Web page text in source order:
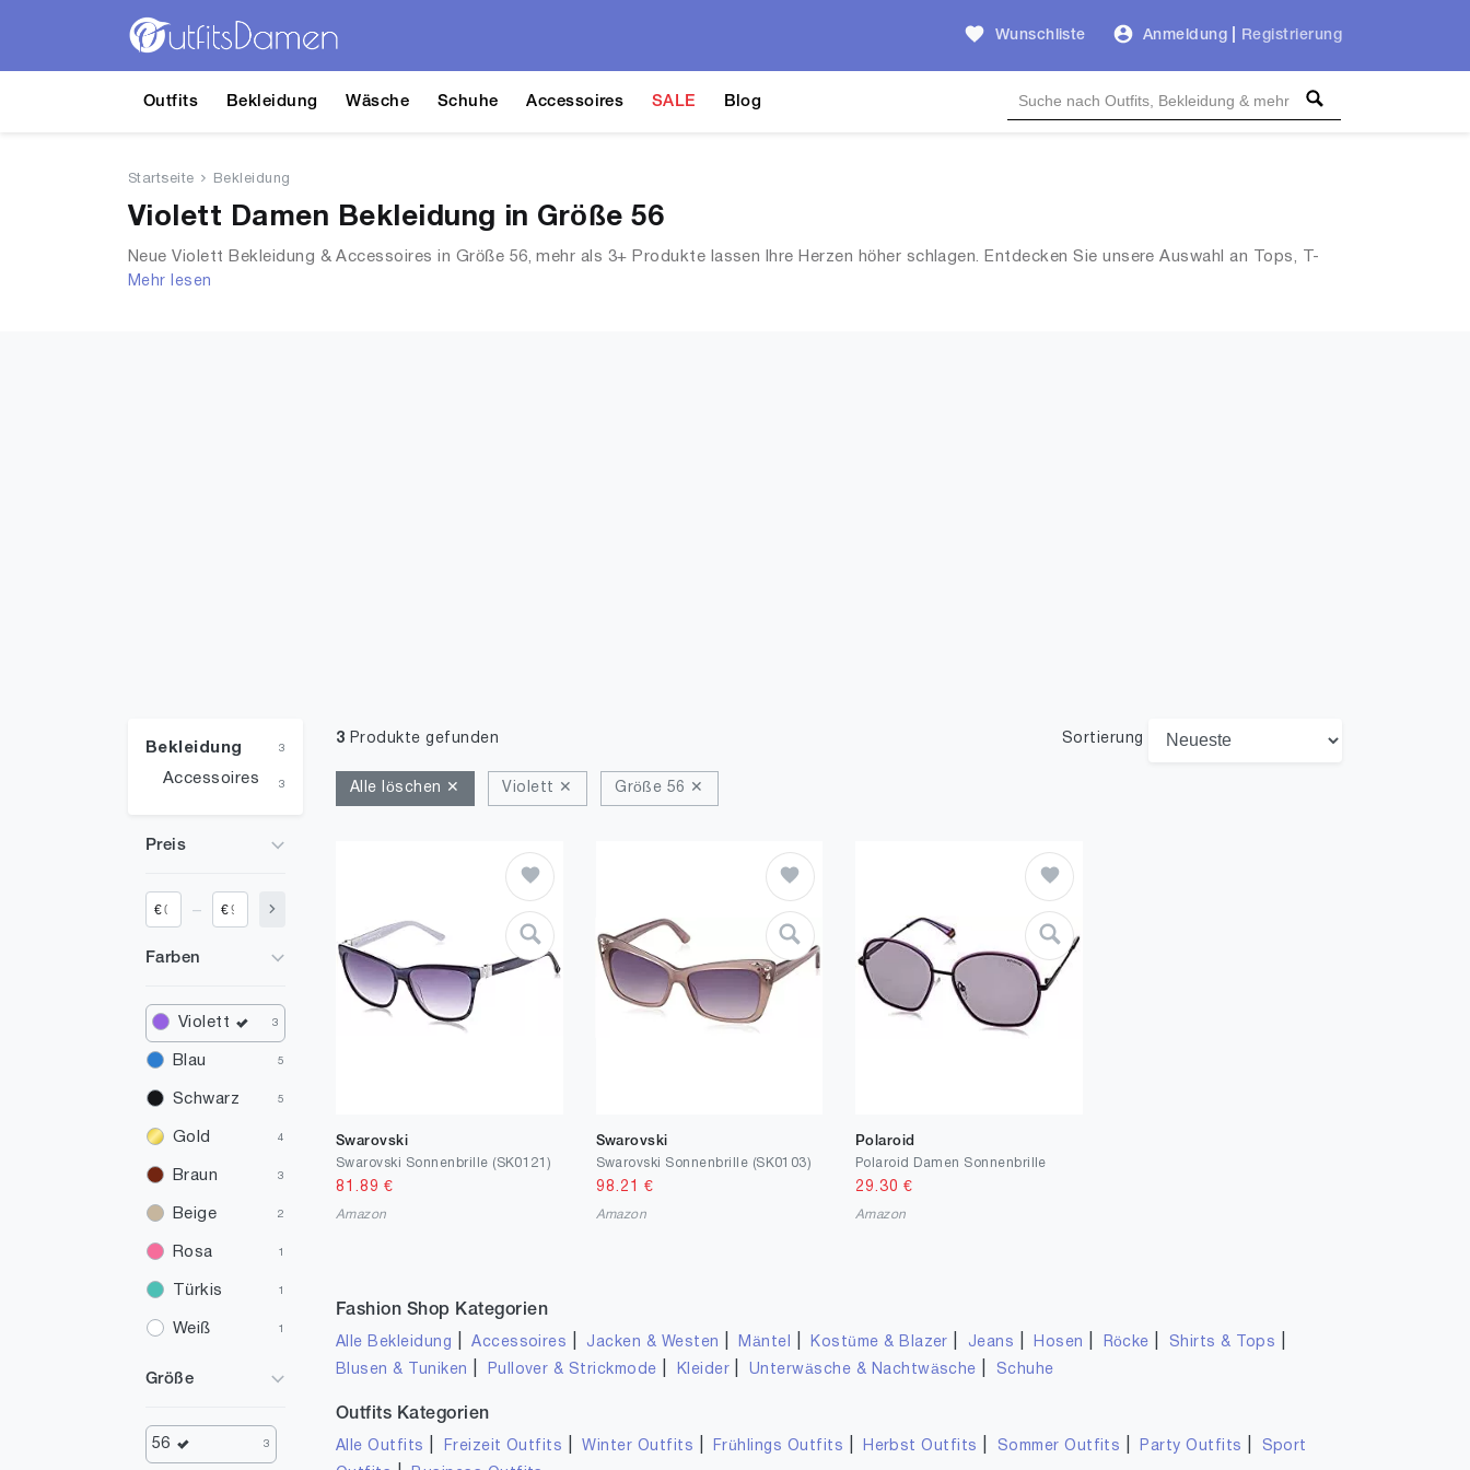
Wunschliste Anmeldung Registrierung
Outfits Bekleidung Wäsche Schuhe Accessoires SALE Blog
Startseite Bekleidung
Violett Damen Bekleidung in Größe 56
Neue Violett Bekleidung & Accessoires in Größe 56, mehr als 3+ Produkte lassen Ihre Herzen höher schlagen. Entdecken Sie unsere Auswahl an Tops, T-
Shirts, Accessoires, Unterwäsche & Dessous, Streetwear, Jacken, Mäntel & Westen und mehr.
Mehr lesen
Bekleidung 3
Accessoires 3
Preis
€ €
Farben
Violett 3
Blau 5
Schwarz 5
Gold 4
Braun 3
Beige 2
Rosa 1
Türkis 1
Weiß 1
Größe
56 3
3 Produkte gefunden Sortierung
Alle löschen ✕ Violett ✕ Größe 56 ✕
Swarovski
Swarovski Sonnenbrille (SK0121)
81.89 €
Amazon
Swarovski
Swarovski Sonnenbrille (SK0103)
98.21 €
Amazon
Polaroid
Polaroid Damen Sonnenbrille
29.30 €
Amazon
Fashion Shop Kategorien
Alle Bekleidung |Accessoires Jacken & Westen Mäntel Kostüme & Blazer Jeans Hosen Röcke Shirts & Tops
Blusen & Tuniken Pullover & Strickmode Kleider Unterwäsche & Nachtwäsche Schuhe
Outfits Kategorien
Alle Outfits Freizeit Outfits |Winter Outfits Frühlings Outfits Herbst Outfits Sommer Outfits Party Outfits
Sport